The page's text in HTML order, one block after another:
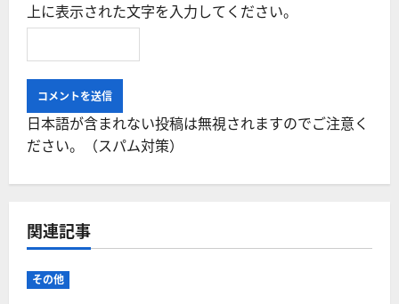
上に表示された文字を入力してください。
日本語が含まれない投稿は無視されますのでご注意く
ださい。（スパム対策）
関連記事
その他